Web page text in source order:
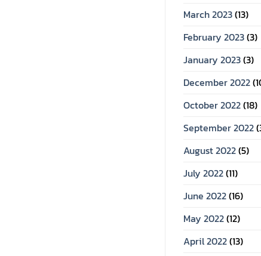
March 2023(13)
February 2023(3)
January 2023(3)
December 2022
October 2022(18)
September 2022
August 2022(5)
July 2022(11)
June 2022(16)
May 2022(12)
April 2022(13)